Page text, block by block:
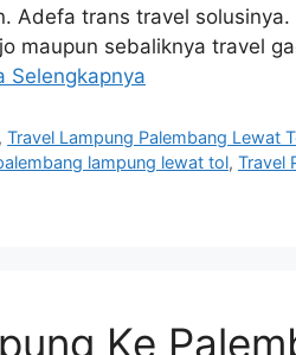
Adefa trans travel solusinya.
maupun sebaliknya travel
Selengkapnya
,Travel Lampung Palembang Lewat
lampung lewat tol, Travel
Ke